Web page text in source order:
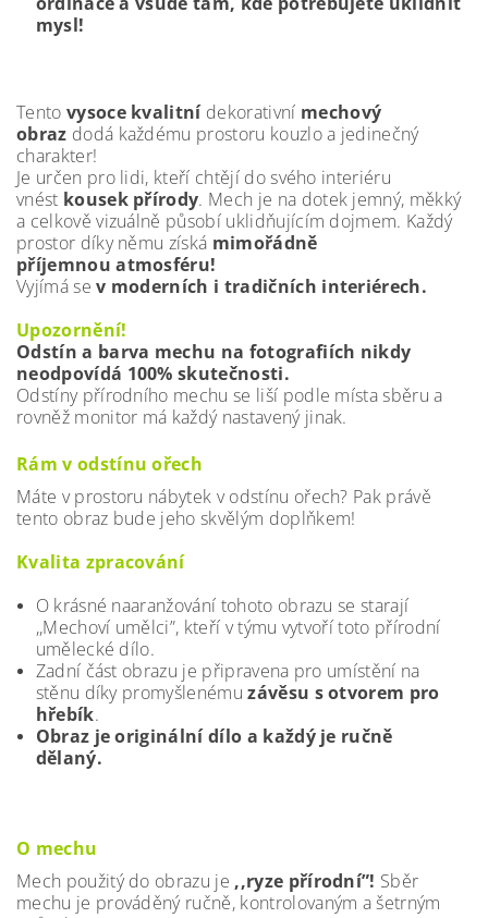
mysl!
Tento vysoce kvalitnídekorativní mechový
obraz dodá každému prostoru kouzlo a jedinečný
charakter!
Je určen pro lidi, kteří chtějí do svého interiéru
vnést kousek přírody. Mech je na dotek jemný, měkký
a celkově vizuálně působí uklidňujícím dojmem. Každý
prostor díky němu získá mimořádně
příjemnou atmosféru!
Vyjímá sev moderních i tradičních interiérech.
Upozornění!
Odstín a barva mechu na fotografiích nikdy
neodpovídá 100% skutečnosti.
Odstíny přírodního mechu se liší podle místa sběru a
rovněž monitor má každý nastavený jinak.
Rám v odstínu ořech
Máte v prostoru nábytek v odstínu ořech? Pak právě
tento obraz bude jeho skvělým doplňkem!
Kvalita zpracování
O krásné naaranžování tohoto obrazu se starají
,,Mechoví umělci”, kteří v týmu vytvoří toto přírodní
umělecké dílo.
Zadní část obrazu je připravena pro umístění na
stěnu díky promyšlenémuzávěsu s otvorem pro
hřebík.
Obraz je originální dílo a každý je ručně
dělaný.
O mechu
Mech použitý do obrazu je ,,ryze přírodní”! Sběr
mechu je prováděný ručně, kontrolovaným a šetrným